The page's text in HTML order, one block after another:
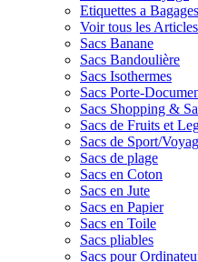
Etiquettes a Bagages
Voir tous les
Sacs Banane
Sacs Bandoulière
Sacs Isothermes
Sacs Porte-
Sacs Shopping &
Sacs de Fruits et
Sacs de Sport/
Sacs de plage
Sacs en Coton
Sacs en Jute
Sacs en Papier
Sacs en Toile
Sacs pliables
Sacs pour